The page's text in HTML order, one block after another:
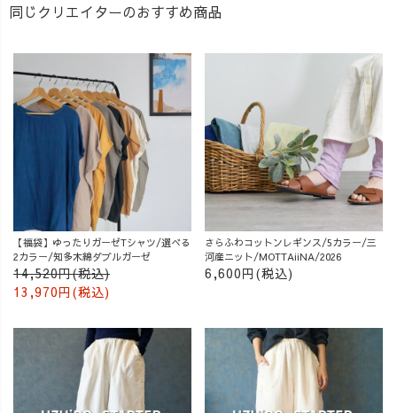
同じクリエイターのおすすめ商品
【福袋】ゆったりガーゼTシャツ/選べる
2カラー/知多木綿ダブルガーゼ
14,520円(税込)
13,970円(税込)
さらふわコットンレギンス/5カラー/三
河産ニット/MOTTAiiNA/2026
6,600円(税込)